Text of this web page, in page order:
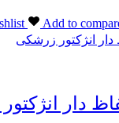
Add to
دار